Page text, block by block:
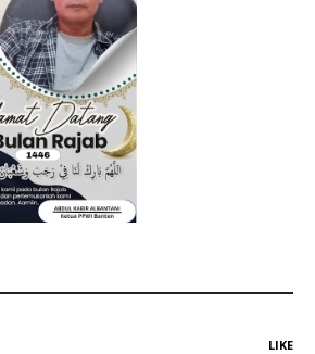
LIKE